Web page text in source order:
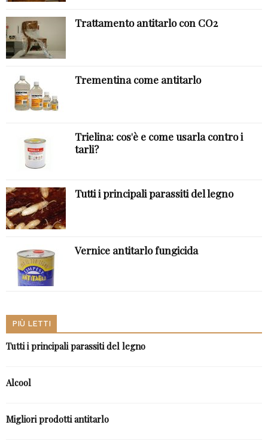
Trattamento antitarlo con CO2
Trementina come antitarlo
Trielina: cos'è e come usarla contro i
tarli?
Tutti i principali parassiti del legno
Vernice antitarlo fungicida
PIÙ LETTI
Tutti i principali parassiti del legno
Alcool
Migliori prodotti antitarlo